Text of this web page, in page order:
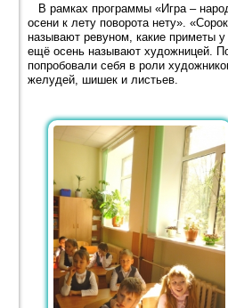
В рамках программы «Игра –
осени к лету поворота нету».
называют ревуном, какие приметы
ещё осень называют художницей.
попробовали себя в роли
желудей, шишек и листьев.